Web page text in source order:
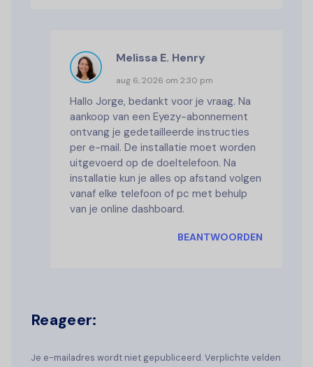
Melissa E. Henry
aug 6, 2026 om 2:30 pm
Hallo Jorge, bedankt voor je vraag. Na
aankoop van een Eyezy-abonnement
ontvang je gedetailleerde instructies
per e-mail. De installatie moet worden
uitgevoerd op de doeltelefoon. Na
installatie kun je alles op afstand volgen
vanaf elke telefoon of pc met behulp
van je online dashboard.
BEANTWOORDEN
Reageer:
Je e-mailadres wordt niet gepubliceerd. Verplichte velden